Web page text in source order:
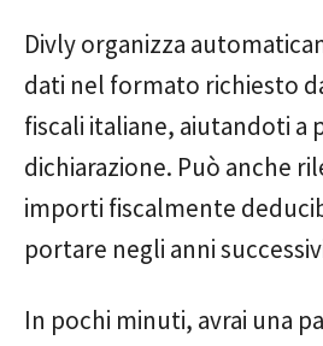
Divly organizza
dati nel formato richiesto
fiscali italiane, aiutandoti a
dichiarazione. Può anche
importi fiscalmente
portare negli anni
In pochi minuti, avrai una